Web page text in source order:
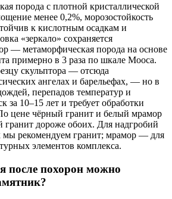
порода с плотной кристаллической
менее 0,2%, морозостойкость
к кислотным осадкам и
«зеркало» сохраняется
— метаморфическая порода на основе
примерно в 3 раза по шкале Мооса.
скульптора — отсюда
ангелах и барельефах, — но в
перепадов температур и
за 10–15 лет и требует обработки
цене чёрный гранит и белый мрамор
гранит дороже обоих. Для надгробий
мы рекомендуем гранит; мрамор — для
элементов комплекса.
после похорон можно